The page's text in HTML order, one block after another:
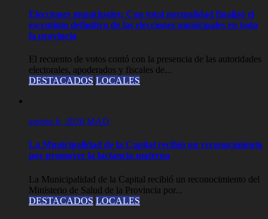
Elecciones municipales: Con total normalidad finalizó el
escrutinio definitivo de las elecciones municipales en toda
la provincia
El recuento de votos contó con la presencia de las autoridades
electorales, apoderados y fiscales de...
DESTACADOS LOCALES
agosto 6, 2026 MAD
La Municipalidad de la Capital recibió un reconocimiento
por promover la lactancia materna
La Municipalidad de la Capital recibió un reconocimiento del
Ministerio de Salud de la Provincia por...
DESTACADOS LOCALES